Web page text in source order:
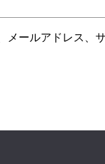
ールアドレス、サ